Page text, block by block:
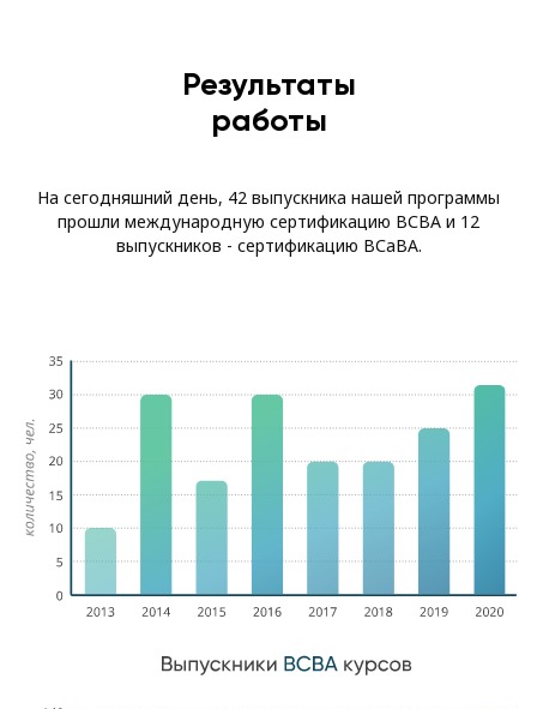
Результаты
работы
На сегодняшний день, 42 выпускника нашей программы
прошли международную сертификацию ВСВА и 12
выпускников - сертификацию ВСаВА.